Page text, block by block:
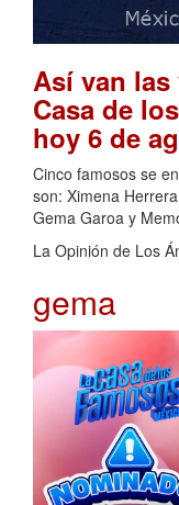
Así van
Casa de
hoy 6 de
Cinco famosos se
son: Ximena
Gema Garoa y
La Opinión de Los
gema